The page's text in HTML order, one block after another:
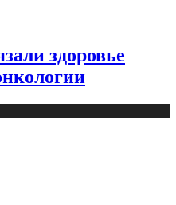
здоровье